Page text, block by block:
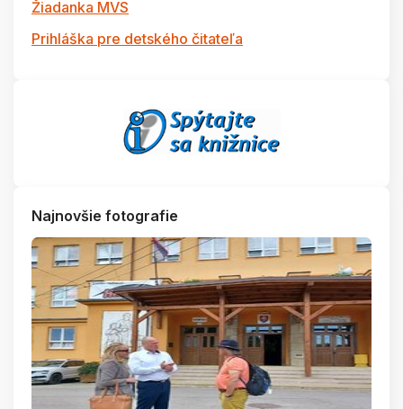
Žiadanka MVS
Prihláška pre detského čitateľa
Najnovšie fotografie